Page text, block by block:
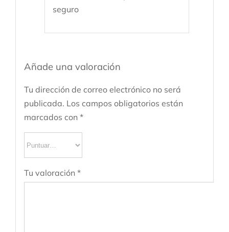
seguro
Añade una valoración
Tu dirección de correo electrónico no será
publicada. Los campos obligatorios están
marcados con *
Tu valoración *